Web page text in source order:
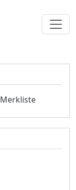
Merkliste